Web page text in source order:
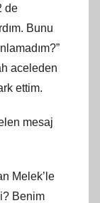
de
Bunu
aceleden
ettim.
mesaj
Melek’le
Benim